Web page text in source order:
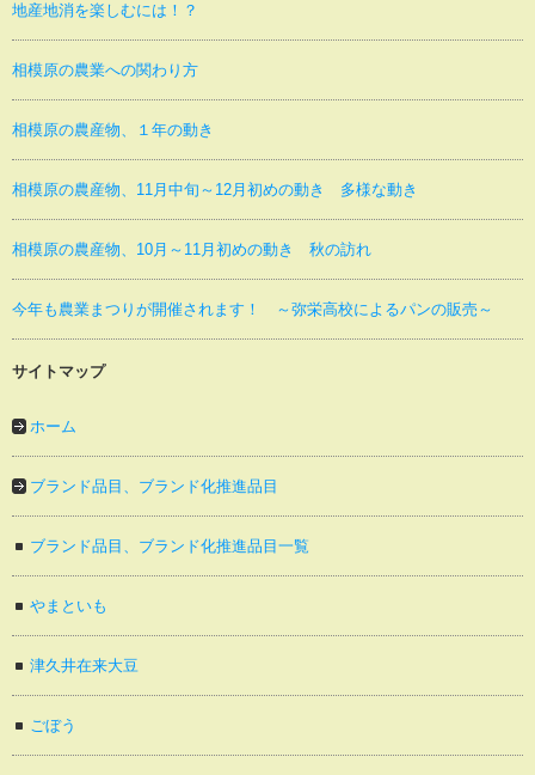
地産地消を楽しむには！？
相模原の農業への関わり方
相模原の農産物、１年の動き
相模原の農産物、11月中旬～12月初めの動き 多様な動き
相模原の農産物、10月～11月初めの動き 秋の訪れ
今年も農業まつりが開催されます！ ～弥栄高校によるパンの販売～
サイトマップ
ホーム
ブランド品目、ブランド化推進品目
ブランド品目、ブランド化推進品目一覧
やまといも
津久井在来大豆
ごぼう